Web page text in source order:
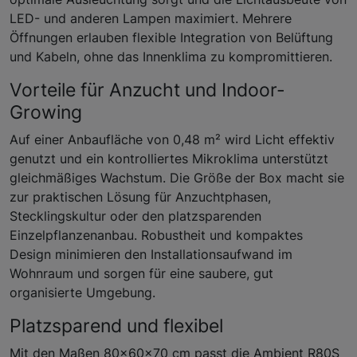
LED- und anderen Lampen maximiert. Mehrere
Öffnungen erlauben flexible Integration von Belüftung
und Kabeln, ohne das Innenklima zu kompromittieren.
Vorteile für Anzucht und Indoor-
Growing
Auf einer Anbaufläche von 0,48 m² wird Licht effektiv
genutzt und ein kontrolliertes Mikroklima unterstützt
gleichmäßiges Wachstum. Die Größe der Box macht sie
zur praktischen Lösung für Anzuchtphasen,
Stecklingskultur oder den platzsparenden
Einzelpflanzenanbau. Robustheit und kompaktes
Design minimieren den Installationsaufwand im
Wohnraum und sorgen für eine saubere, gut
organisierte Umgebung.
Platzsparend und flexibel
Mit den Maßen 80×60×70 cm passt die Ambient R80S